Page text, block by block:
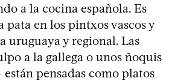
a la cocina española. Es
pata en los pintxos vascos y
uruguaya y regional. Las
a la gallega o unos ñoquis
pensadas como platos